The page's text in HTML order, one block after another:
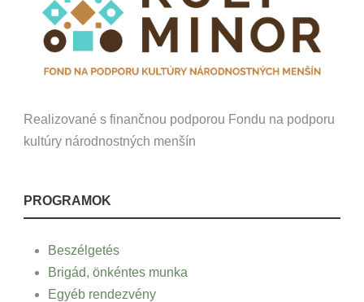
Realizované s finančnou podporou Fondu na podporu
kultúry národnostných menšín
PROGRAMOK
Beszélgetés
Brigád, önkéntes munka
Egyéb rendezvény